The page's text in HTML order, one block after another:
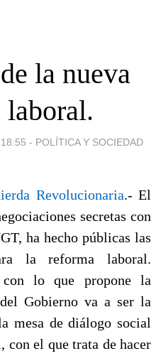
la nueva
- POLÍTICA Y SOCIEDAD
Revolucionaria.- El
secretas con
ha hecho públicas las
la reforma laboral.
con lo que propone la
Gobierno va a ser la
mesa de diálogo social
con el que trata de hacer